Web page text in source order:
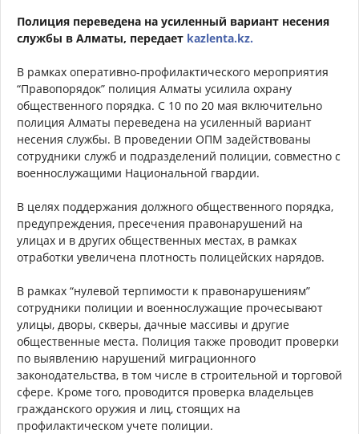
Полиция переведена на усиленный вариант несения
службы в Алматы, передает kazlenta.kz.
В рамках оперативно-профилактического мероприятия
“Правопорядок” полиция Алматы усилила охрану
общественного порядка. С 10 по 20 мая включительно
полиция Алматы переведена на усиленный вариант
несения службы. В проведении ОПМ задействованы
сотрудники служб и подразделений полиции, совместно с
военнослужащими Национальной гвардии.
В целях поддержания должного общественного порядка,
предупреждения, пресечения правонарушений на
улицах и в других общественных местах, в рамках
отработки увеличена плотность полицейских нарядов.
В рамках “нулевой терпимости к правонарушениям”
сотрудники полиции и военнослужащие прочесывают
улицы, дворы, скверы, дачные массивы и другие
общественные места. Полиция также проводит проверки
по выявлению нарушений миграционного
законодательства, в том числе в строительной и торговой
сфере. Кроме того, проводится проверка владельцев
гражданского оружия и лиц, стоящих на
профилактическом учете полиции.